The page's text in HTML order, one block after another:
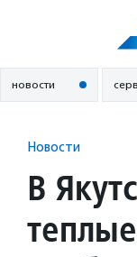
новости
Новости
В